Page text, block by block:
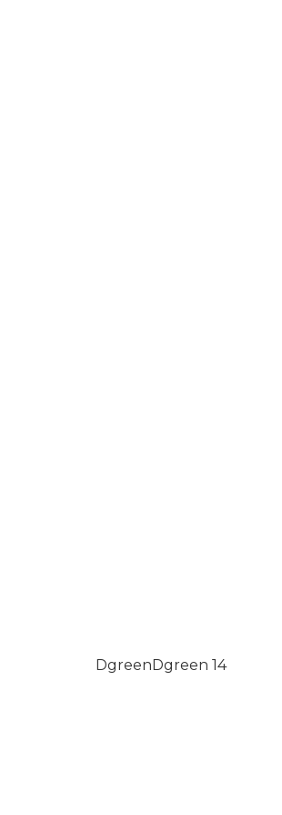
Dgreen Dgreen 14